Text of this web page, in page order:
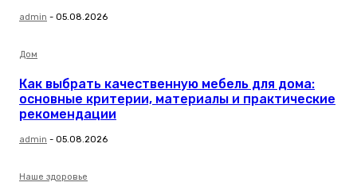
admin - 05.08.2026
Дом
Как выбрать качественную мебель для дома:
основные критерии, материалы и практические
рекомендации
admin - 05.08.2026
Наше здоровье